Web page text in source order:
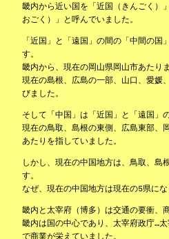
畿内から近い国を「近国（きんごく）
おごく）」と呼んでいました。
「近国」と「遠国」の間の「中間の国
す。
畿内から、現在の岡山県岡山市あたり
現在の島根、広島の一部、山口、愛媛
びました。
そして「中国」は「近国」と「遠国」
現在の鳥取、島根の東側、広島東部、
あたりを指していました。
しかし、現在の中国地方は、鳥取、島
す。
なぜ、現在の中国地方は現在の5県に
畿内と太宰府（博多）は交通の要衝、
畿内は国の中心であり、太宰府政庁…
で商業が栄えていました。